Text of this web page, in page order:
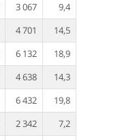
3 067
9,4
4 701
14,5
6 132
18,9
4 638
14,3
6 432
19,8
2 342
7,2